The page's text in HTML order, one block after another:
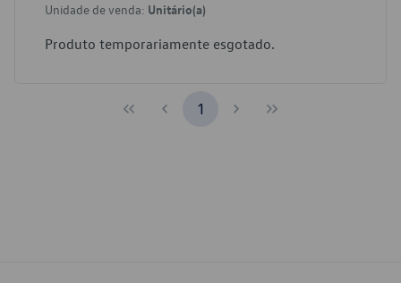
Unidade de venda: Unitário(a)
Produto temporariamente esgotado.
1